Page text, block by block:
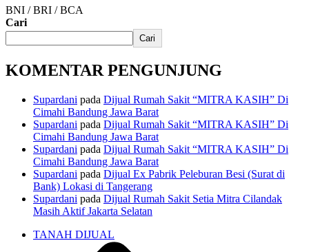
BNI / BRI / BCA
Cari
Cari
KOMENTAR PENGUNJUNG
Supardani pada Dijual Rumah Sakit “MITRA KASIH” Di
Cimahi Bandung Jawa Barat
Supardani pada Dijual Rumah Sakit “MITRA KASIH” Di
Cimahi Bandung Jawa Barat
Supardani pada Dijual Rumah Sakit “MITRA KASIH” Di
Cimahi Bandung Jawa Barat
Supardani pada Dijual Ex Pabrik Peleburan Besi (Surat di
Bank) Lokasi di Tangerang
Supardani pada Dijual Rumah Sakit Setia Mitra Cilandak
Masih Aktif Jakarta Selatan
TANAH DIJUAL